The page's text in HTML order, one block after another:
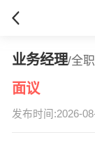
业务经理/全职
面议
发布时间:2026-